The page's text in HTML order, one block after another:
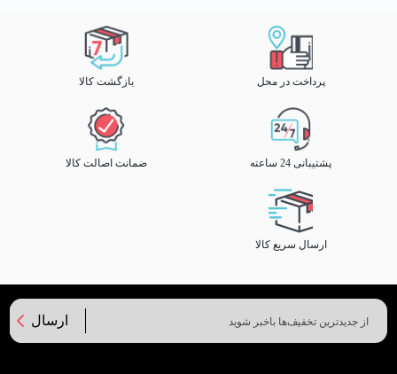
پرداخت در محل بازگشت کالا
پشتیبانی 24 ساعته ضمانت اصالت کالا
ارسال سریع کالا
ارسال